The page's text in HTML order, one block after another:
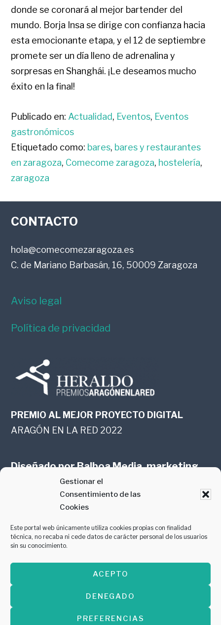
Gestionar el
Consentimiento de las
Cookies
Este portal web únicamente utiliza cookies propias con finalidad
técnica, no recaba ni cede datos de carácter personal de los usuarios
sin su conocimiento.
ACEPTO
DENEGADO
PREFERENCIAS
donde se coronará al mejor bartender del
mundo. Borja Insa se dirige con confianza hacia
esta emocionante etapa, y el 12 de septiembre
promete ser un día lleno de adrenalina y
sorpresas en Shanghái. ¡Le deseamos mucho
éxito en la final!
Publicado en: Actualidad, Eventos, Eventos
gastronómicos
Etiquetado como: bares, bares y restaurantes
en zaragoza, Comecome zaragoza, hostelería,
zaragoza
FOOTER
CONTACTO
hola@comecomezaragoza.es
C. de Mariano Barbasán, 16, 50009 Zaragoza
Aviso legal
Política de privacidad
PREMIO AL MEJOR PROYECTO DIGITAL
ARAGÓN EN LA RED 2022
Diseñado porBalboa Media, marketing
online en Zaragoza
PREMIO AL MEJOR CONTENIDO
GASTROMANÍA 2018